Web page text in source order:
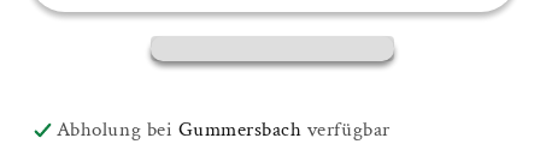
Akazie,
Akazie,
Abholung bei Gummersbach verfügbar